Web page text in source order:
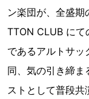
ン楽団が、全盛
TTON CLUB にて
であるアルトサッ
同、気の引き締
ストとして普段